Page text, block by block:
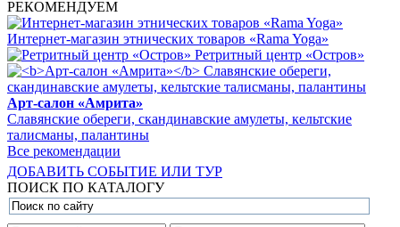
РЕКОМЕНДУЕМ
Интернет-магазин этнических товаров «Rama Yoga»
Ретритный центр «Остров»
Арт-салон «Амрита»
Славянские обереги, скандинавские амулеты, кельтские
талисманы, палантины
Все рекомендации
ДОБАВИТЬ СОБЫТИЕ ИЛИ ТУР
ПОИСК ПО КАТАЛОГУ